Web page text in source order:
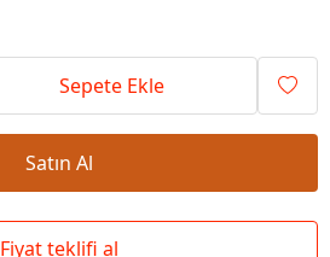
Sepete Ekle
Satın Al
Fiyat teklifi al